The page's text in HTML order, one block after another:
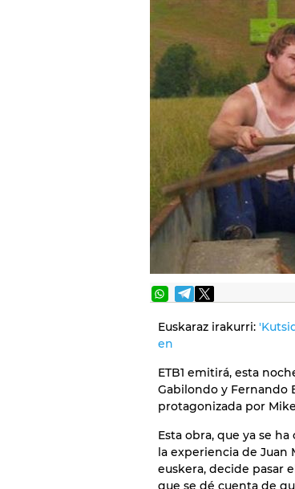
Euskaraz irakurri:
en
ETB1 emitirá, esta
Gabilondo y Fernando
protagonizada por
Esta obra, que ya se
la experiencia de Juan
euskera, decide pasar
que se dé cuenta de